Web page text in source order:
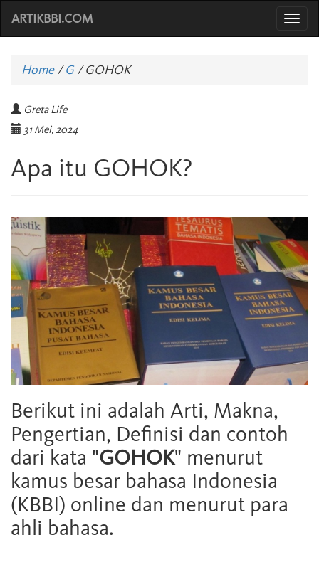
ARTIKBBI.COM
Home/G /GOHOK
Greta Life
31 Mei, 2024
Apa itu GOHOK?
Berikut ini adalah Arti, Makna,
Pengertian, Definisi dan contoh
dari kata "GOHOK" menurut
kamus besar bahasa Indonesia
(KBBI) online dan menurut para
ahli bahasa.